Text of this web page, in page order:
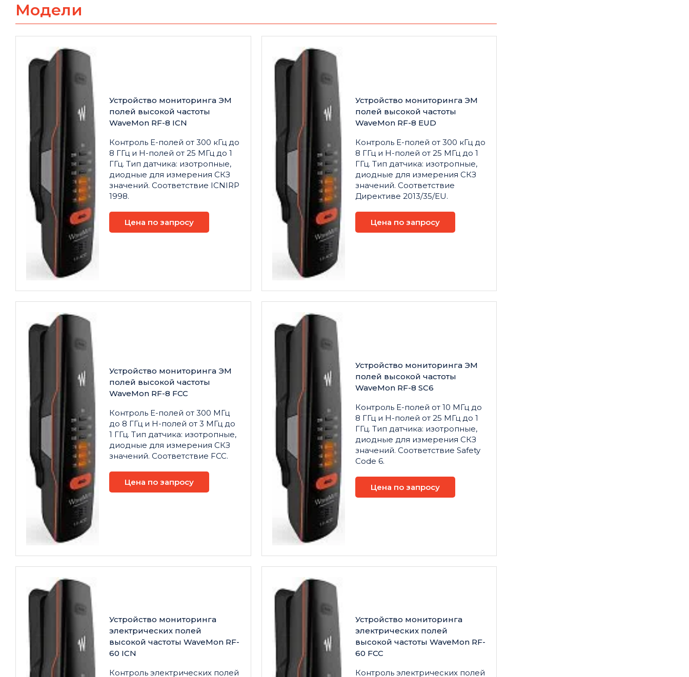
Модели
Устройство мониторинга ЭМ
полей высокой частоты
WaveMon RF-8 ICN
Контроль E-полей от 300 кГц до
8 ГГц и H-полей от 25 МГц до 1
ГГц. Тип датчика: изотропные,
диодные для измерения СКЗ
значений. Соответствие ICNIRP
1998.
Цена по запросу
Устройство мониторинга ЭМ
полей высокой частоты
WaveMon RF-8 EUD
Контроль E-полей от 300 кГц до
8 ГГц и H-полей от 25 МГц до 1
ГГц. Тип датчика: изотропные,
диодные для измерения СКЗ
значений. Соответствие
Директиве 2013/35/EU.
Цена по запросу
Устройство мониторинга ЭМ
полей высокой частоты
WaveMon RF-8 FCC
Контроль E-полей от 300 МГц
до 8 ГГц и H-полей от 3 МГц до
1 ГГц. Тип датчика: изотропные,
диодные для измерения СКЗ
значений. Соответствие FCC.
Цена по запросу
Устройство мониторинга ЭМ
полей высокой частоты
WaveMon RF-8 SC6
Контроль E-полей от 10 МГц до
8 ГГц и H-полей от 25 МГц до 1
ГГц. Тип датчика: изотропные,
диодные для измерения СКЗ
значений. Соответствие Safety
Code 6.
Цена по запросу
Устройство мониторинга
электрических полей
высокой частоты WaveMon RF-
60 ICN
Контроль электрических полей
Устройство мониторинга
электрических полей
высокой частоты WaveMon RF-
60 FCC
Контроль электрических полей